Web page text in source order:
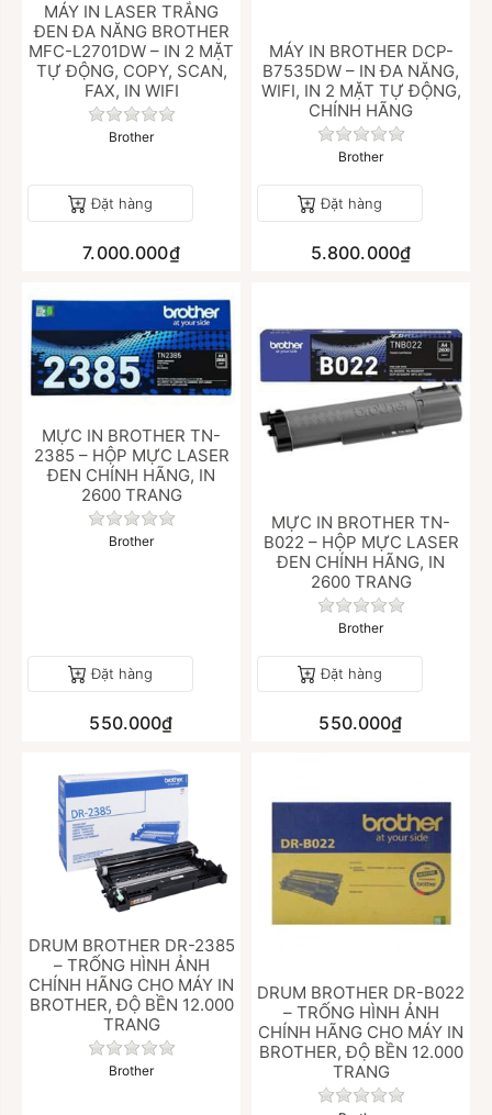
MÁY IN LASER TRẮNG
ĐEN ĐA NĂNG BROTHER
MFC-L2701DW – IN 2 MẶT
TỰ ĐỘNG, COPY, SCAN,
FAX, IN WIFI
Chưa có đánh giá nào cho sản phẩm này.
Brother
Đặt hàng
7.000.000₫
MÁY IN BROTHER DCP-
B7535DW – IN ĐA NĂNG,
WIFI, IN 2 MẶT TỰ ĐỘNG,
CHÍNH HÃNG
Chưa có đánh
Brother
Đặt hàng
5.800.000₫
MỰC IN BROTHER TN-
2385 – HỘP MỰC LASER
ĐEN CHÍNH HÃNG, IN
2600 TRANG
Chưa có đánh giá nào cho sản phẩm này.
Brother
Đặt hàng
550.000₫
MỰC IN BROTHER TN-
B022 – HỘP MỰC LASER
ĐEN CHÍNH HÃNG, IN
2600 TRANG
Chưa có đánh
Brother
Đặt hàng
550.000₫
DRUM BROTHER DR-2385
– TRỐNG HÌNH ẢNH
CHÍNH HÃNG CHO MÁY IN
BROTHER, ĐỘ BỀN 12.000
TRANG
Chưa có đánh giá nào cho sản phẩm này.
Brother
DRUM BROTHER DR-B022
– TRỐNG HÌNH ẢNH
CHÍNH HÃNG CHO MÁY IN
BROTHER, ĐỘ BỀN 12.000
TRANG
Chưa có đánh